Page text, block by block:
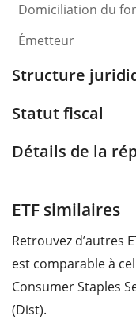
Domiciliation du
Émetteur
Structure
Statut fiscal
Détails de la
ETF similaires
Retrouvez d’autres
est comparable à
Consumer Staples
(Dist).